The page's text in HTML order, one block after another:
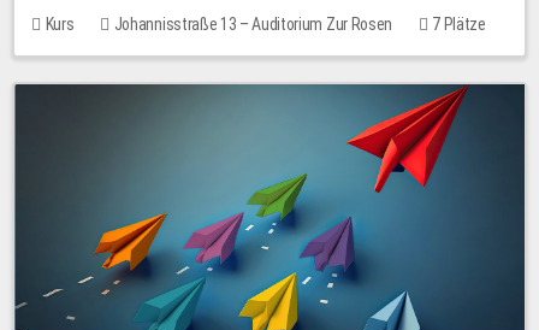
Kurs Johannisstraße 13 – Auditorium Zur Rosen
7 Plätze
10,00 EUR